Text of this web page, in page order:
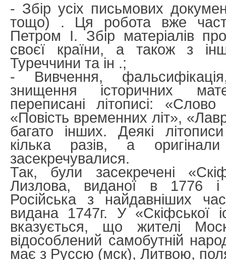
- Збір усіх письмових
тощо) . Ця робота вже
Петром I. Збір матеріалів
своєї країни, а також з
Туреччини та ін .;
- Вивчення,
знищення історичних
переписані літописі:
«Повість временних літ»,
багато інших. Деякі
кілька разів, а
засекречувалися.
Так, були засекречені
Лизлова, виданої в 1776 і
Російська з найдавніших
видана 1747г. У «Скіфської
вказується, що жителі
відособлений самобутній
має з Руссю (мск), Литвою,